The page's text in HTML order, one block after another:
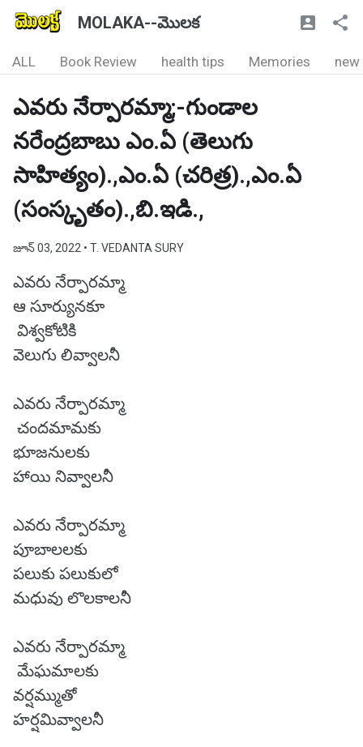
MOLAKA--మొలక
ALL Book Review health tips Memories new
ఎవరు నేర్పారమ్మా;-గుండాల
నరేంద్రబాబు ఎం.ఏ (తెలుగు
సాహిత్యం).,ఎం.ఏ (చరిత్ర).,ఎం.ఏ
(సంస్కృతం).,బి.ఇడి.,
జూన్ 03, 2022 • T. VEDANTA SURY
ఎవరు నేర్పారమ్మా
ఆ సూర్యునకూ
విశ్వకోటికి
వెలుగు లివ్వాలనీ
ఎవరు నేర్పారమ్మా
చందమామకు
భూజనులకు
హాయి నివ్వాలనీ
ఎవరు నేర్పారమ్మా
పూబాలలకు
పలుకు పలుకులో
మధువు లొలకాలనీ
ఎవరు నేర్పారమ్మా
మేఘమాలకు
వర్షమ్ముతో
హర్షమివ్వాలనీ